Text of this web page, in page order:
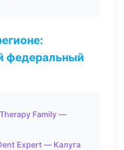
федеральный
Family —
Expert — Калуга